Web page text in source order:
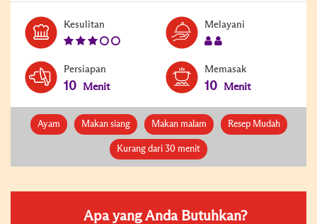
Kesulitan Melayani
Persiapan
10 Menit
Memasak
10 Menit
Ayam Makan siang Makan malam Resep Mudah
Kurang dari 30 menit
Apa yang Anda Butuhkan?